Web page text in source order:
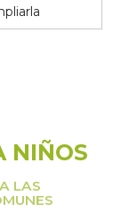
NIÑOS
LAS